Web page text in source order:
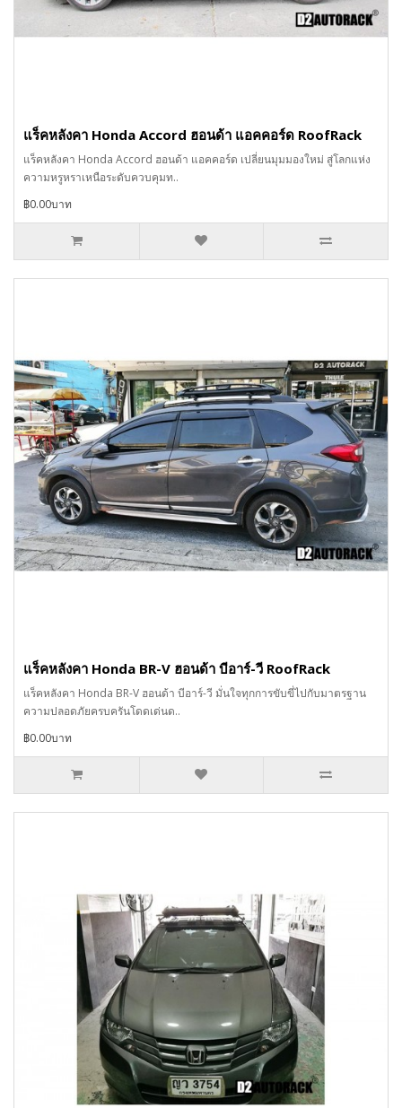
แร็คหลังคา Honda Accord ฮอนด้า แอคคอร์ด RoofRack
แร็คหลังคา Honda Accord ฮอนด้า แอคคอร์ด เปลี่ยนมุมมองใหม่ สู่โลกแห่ง
ความหรูหราเหนือระดับควบคุมท..
฿0.00บาท
แร็คหลังคา Honda BR-V ฮอนด้า บีอาร์-วี RoofRack
แร็คหลังคา Honda BR-V ฮอนด้า บีอาร์-วี มั่นใจทุกการขับขี่ไปกับมาตรฐาน
ความปลอดภัยครบครันโดดเด่นด..
฿0.00บาท